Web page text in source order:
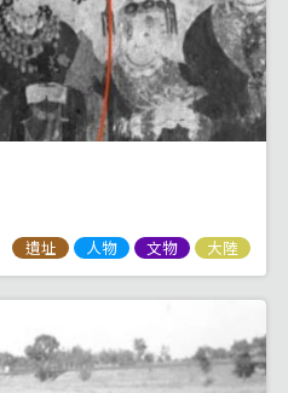
遺址 人物 文物 大陸